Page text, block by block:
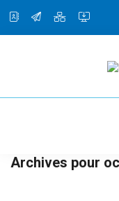
au
principal
à
barre
Archives pour